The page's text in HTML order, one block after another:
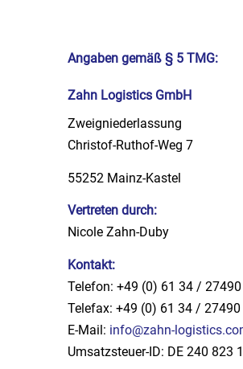
Angaben gemäß § 5 TMG:
Zahn Logistics GmbH
Zweigniederlassung
Christof-Ruthof-Weg 7
55252 Mainz-Kastel
Vertreten durch:
Nicole Zahn-Duby
Kontakt:
Telefon: +49 (0) 61 34 /
Telefax: +49 (0) 61 34 /
E-Mail: info@zahn-
Umsatzsteuer-ID: DE 240 823